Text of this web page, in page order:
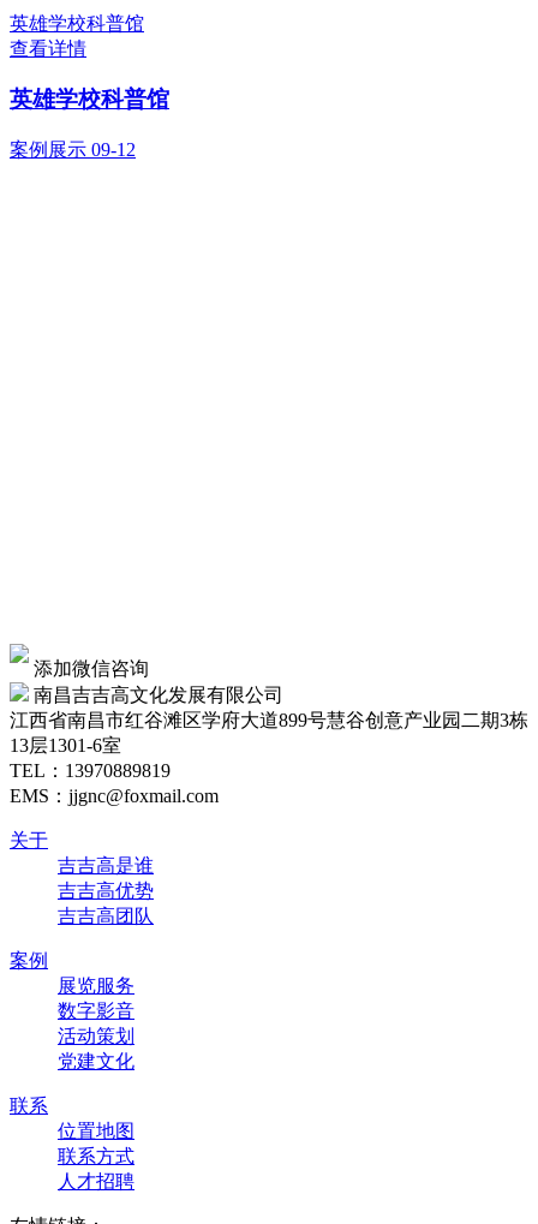
英雄学校科普馆
查看详情
英雄学校科普馆
案例展示 09-12
添加微信咨询
南昌吉吉高文化发展有限公司
江西省南昌市红谷滩区学府大道899号慧谷创意产业园二期3栋
13层1301-6室
TEL： 13970889819
EMS：jjgnc@foxmail.com
关于
吉吉高是谁
吉吉高优势
吉吉高团队
案例
展览服务
数字影音
活动策划
党建文化
联系
位置地图
联系方式
人才招聘